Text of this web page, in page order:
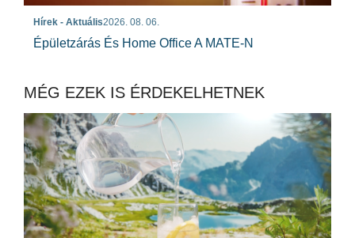
Hírek - Aktuális2026. 08. 06.
Épületzárás És Home Office A MATE-N
MÉG EZEK IS ÉRDEKELHETNEK